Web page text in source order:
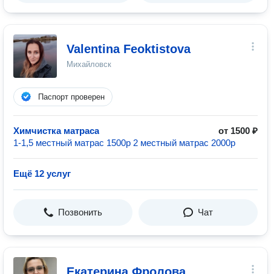
Valentina Feoktistova
Михайловск
Паспорт проверен
Химчистка матраса
от 1500 ₽
1-1,5 местный матрас 1500р 2 местный матрас 2000р
Ещё 12 услуг
Позвонить Чат